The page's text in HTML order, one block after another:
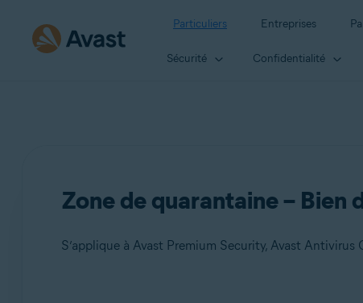
Particuliers Entreprises
Sécurité Confidentialité
Zone de quarantaine – Bien
S’applique à Avast Premium Security, Avast Antivirus